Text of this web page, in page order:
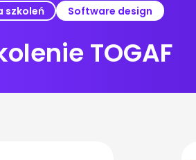
szkoleń Software design
TOGAF